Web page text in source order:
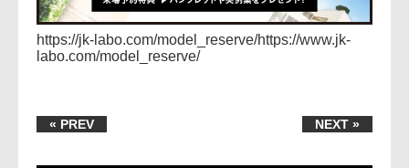
https://jk-labo.com/model_reserve/https://www.jk-
labo.com/model_reserve/
« PREV NEXT »